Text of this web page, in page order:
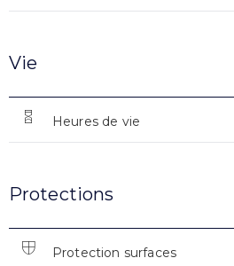
Vie
Heures de vie
Protections
Protection surfaces